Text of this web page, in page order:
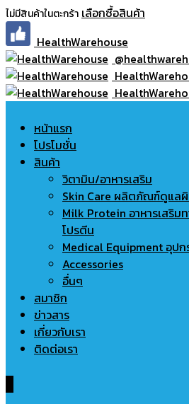
ไม่มีสินค้าในตะกร้า เลือกซื้อสินค้า
HealthWarehouse
หน้าแรก
โปรโมชั่น
สินค้า
วิตามิน/อาหารเสริม
Skin Care ผลิตภัณฑ์ดูแล
Milk Protein อาหารเสริม
โปรตีน
Medical Equipment อุป
Accessories
อื่นๆ
สมาชิก
ข่าวสาร
เกี่ยวกับเรา
ติดต่อเรา